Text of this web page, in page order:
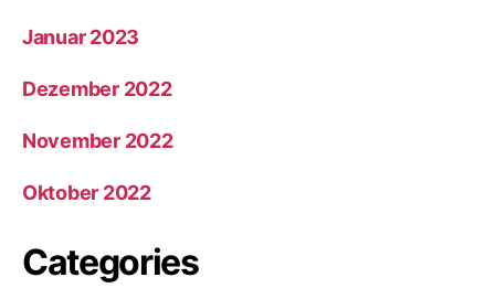
Januar 2023
Dezember 2022
November 2022
Oktober 2022
Categories